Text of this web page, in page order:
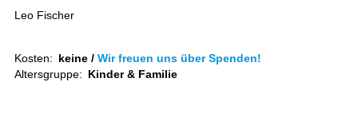
Leo Fischer
Kosten: keine / Wir freuen uns über Spenden!
Altersgruppe: Kinder & Familie